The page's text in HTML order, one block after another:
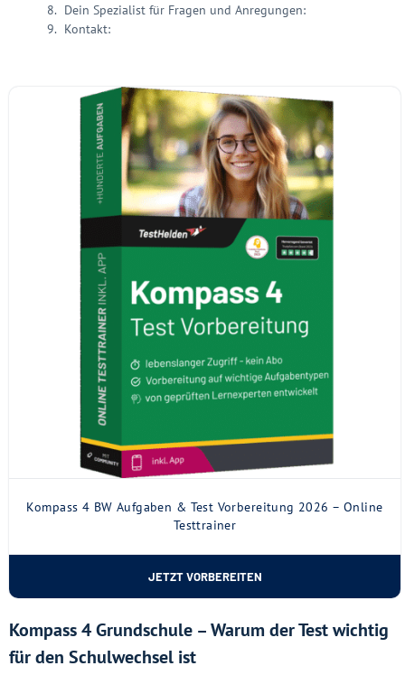
Dein Spezialist für Fragen und Anregungen:
Kontakt:
Kompass 4 BW Aufgaben & Test Vorbereitung 2026 – Online
Testtrainer
JETZT VORBEREITEN
Kompass 4 Grundschule – Warum der Test wichtig
für den Schulwechsel ist